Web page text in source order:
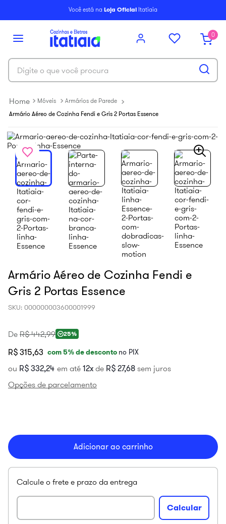
Você está na Loja Oficial Itatiaia
0
Digite o que você procura
Móveis
Armários de Parede
Armário Aéreo de Cozinha Fendi e Gris 2 Portas Essence
Armário Aéreo de Cozinha Fendi e
Gris 2 Portas Essence
SKU: 000000003600001999
De R$ 442,99 25%
R$ 315,63 com5% de desconto no PIX
ou R$ 332,24 em até 12 de R$ 27,68 sem juros
Opções de parcelamento
Adicionar ao carrinho
paneleiro
renova
9º
aço
armário cozinha